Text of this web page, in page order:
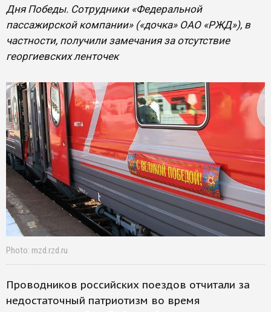
Дня Победы. Сотрудники «Федеральной
пассажирской компании» («дочка» ОАО «РЖД»), в
частности, получили замечания за отсутствие
георгиевских ленточек
Photo: mzd.rzd.ru
Проводников российских поездов отчитали за
недостаточный патриотизм во время